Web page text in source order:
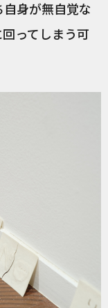
身が無自覚な
ってしまう可